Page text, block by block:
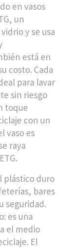
en vasos
, un
y se usa
está en
costo. Cada
para lavar
sin riesgo
toque
con un
vaso es
raya
plástico duro
bares
seguridad.
es una
el medio
El